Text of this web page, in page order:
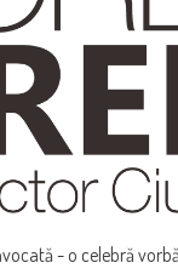
- o celebră